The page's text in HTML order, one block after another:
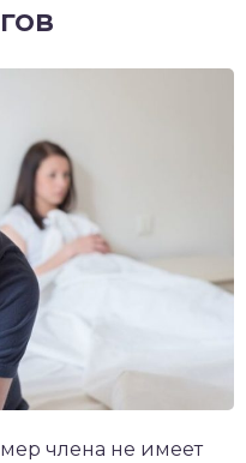
члена не имеет